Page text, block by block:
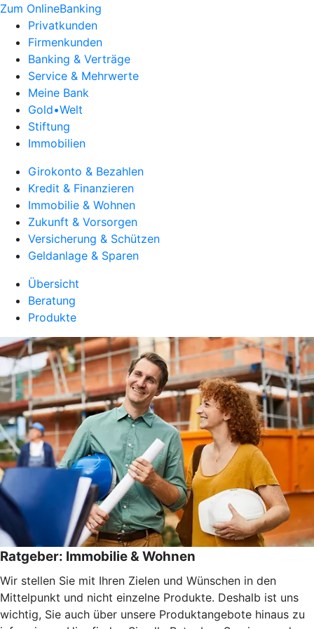
Zum OnlineBanking
Privatkunden
Firmenkunden
Banking & Verträge
Service & Mehrwerte
Meine Bank
Gold•Welt
Stiftung
Immobilien
Girokonto & Bezahlen
Kredit & Finanzieren
Immobilie & Wohnen
Zukunft & Vorsorgen
Versicherung & Schützen
Geldanlage & Sparen
Übersicht
Beratung
Produkte
Ratgeber: Immobilie & Wohnen
Wir stellen Sie mit Ihren Zielen und Wünschen in den
Mittelpunkt und nicht einzelne Produkte. Deshalb ist uns
wichtig, Sie auch über unsere Produktangebote hinaus zu